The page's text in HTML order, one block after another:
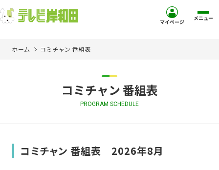
マイページ メニュー
ホーム コミチャン 番組表
コミチャン 番組表
PROGRAM SCHEDULE
コミチャン 番組表 2026年8月